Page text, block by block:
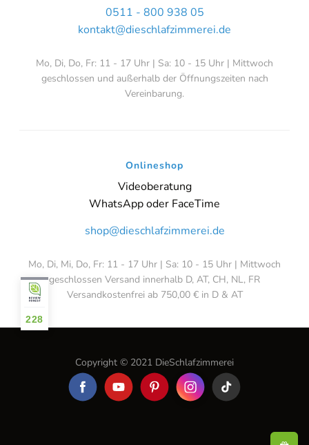
0511 - 800 938 05
kontakt@dieschlafzimmerei.de
Mo, Di, Do, Fr: 11 - 17 Uhr | Sa: 10 - 15 Uhr | Mittwoch
geschlossen und außerhalb der Öffnungszeiten nach
Vereinbarung.
Onlineshop
Videoberatung
WhatsApp oder FaceTime
shop@dieschlafzimmerei.de
Mo, Di, Mi, Do, Fr: 11 - 17 Uhr | Sa: 10 - 15 Uhr | Mittwoch
geschlossen Versand innerhalb D, AT, CH, NL, FR
Versandkostenfrei ab 750,00 € in D & AT
Copyright © 2021 DieSchlafzimmerei
228